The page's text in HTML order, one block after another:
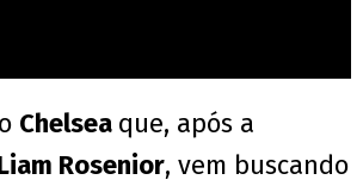
Chelsea que, após a
Rosenior, vem buscando